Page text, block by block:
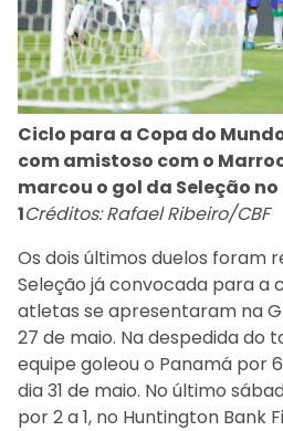
Ciclo para a Copa do
com amistoso com o
marcou o gol da Seleção no
1Créditos: Rafael Ribeiro/CBF
Os dois últimos duelos foram
Seleção já convocada para a
atletas se apresentaram na
27 de maio. Na despedida do
equipe goleou o Panamá por
dia 31 de maio. No último
por 2 a 1, no Huntington Bank